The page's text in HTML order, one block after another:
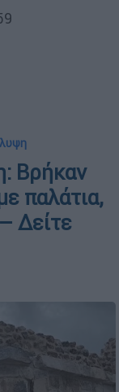
Βρήκαν
παλάτια,
Δείτε